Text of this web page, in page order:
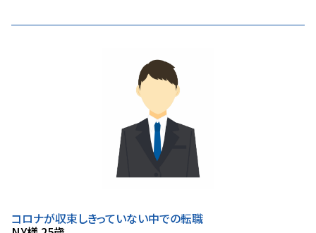
コロナが収束しきっていない中での転職